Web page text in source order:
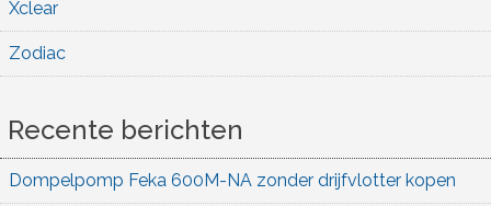
Xclear
Zodiac
Recente berichten
Dompelpomp Feka 600M-NA zonder drijfvlotter kopen